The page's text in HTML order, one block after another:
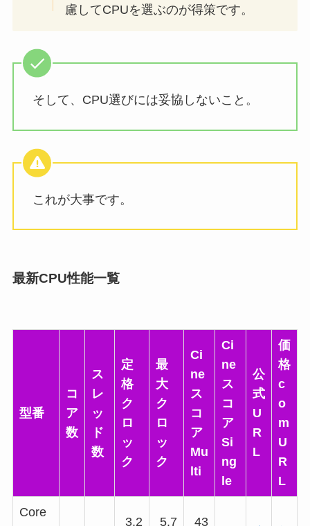
慮してCPUを選ぶのが得策です。
そして、CPU選びには妥協しないこと。
これが大事です。
最新CPU性能一覧
型番
コ
ア
数
ス
レ
ッ
ド
数
定
格
ク
ロ
ッ
ク
最
大
ク
ロ
ッ
ク
Ci
ne
ス
コ
ア
Mu
lti
Ci
ne
ス
コ
ア
Si
ng
le
公
式
U
R
L
価
格
c
o
m
U
R
L
Core
3.2 5.7 43